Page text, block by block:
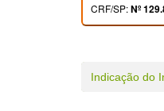
CRF/SP:Nº
Indicação do